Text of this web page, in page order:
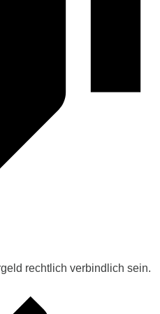
rechtlich verbindlich sein.